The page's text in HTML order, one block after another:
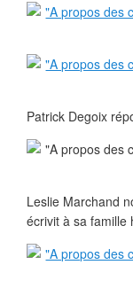
Patrick Degoix
Leslie Marchand
écrivit à sa famille